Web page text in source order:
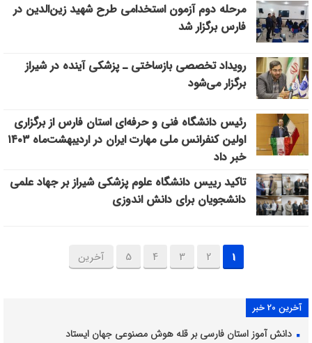
مرحله دوم آزمون استخدامی طرح شهید زین‌الدین در
فارس برگزار شد
رویداد تخصصی بازساختی ـ پزشکی آینده در شیراز
برگزار می‌شود
رئیس دانشگاه فنی و حرفه‌ای استان فارس از برگزاری
اولین کنفرانس ملی مهارت ایران در اردیبهشت‌ماه ۱۴۰۳
خبر داد
تاکید رییس دانشگاه علوم پزشکی شیراز بر جهاد علمی
دانشجویان برای دانش اندوزی
1
2
3
4
5 آخرین
آخرین 20 خبر
دانش آموز استان فارسی بر قله هوش مصنوعی جهان ایستاد